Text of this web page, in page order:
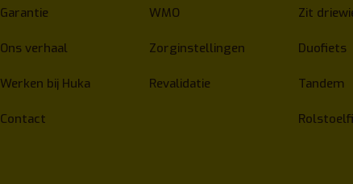
Garantie
Ons verhaal
Werken bij Huka
Contact
WMO
Zorginstellingen
Revalidatie
Zit
Duofiets
Tandem